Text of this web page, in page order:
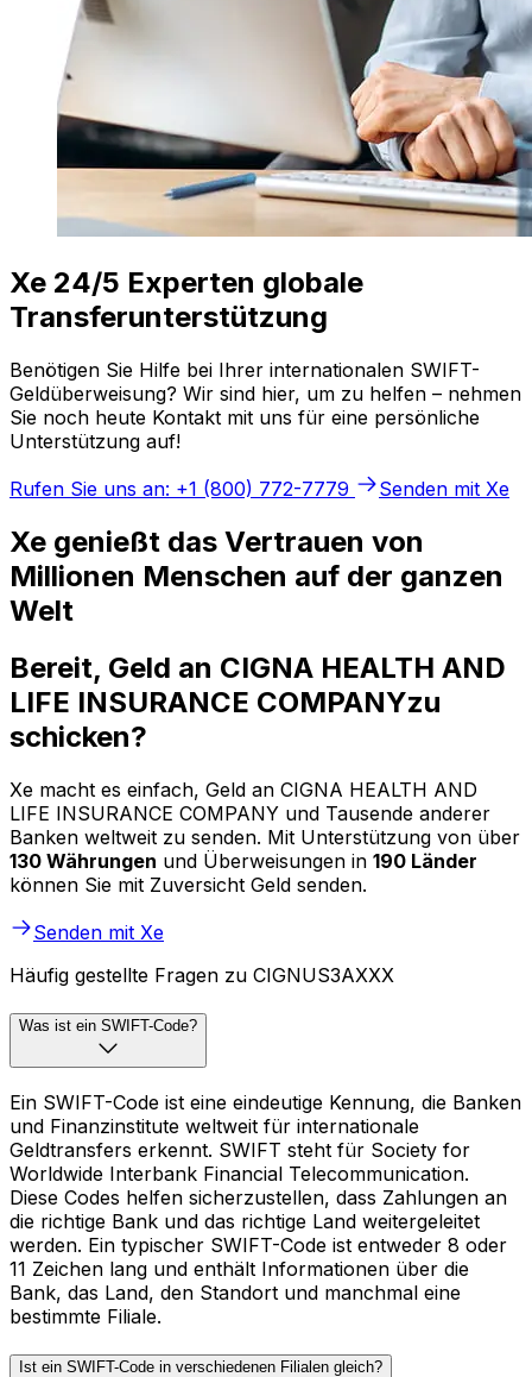
Xe 24/5 Experten globale
Transferunterstützung
Benötigen Sie Hilfe bei Ihrer internationalen SWIFT-
Geldüberweisung? Wir sind hier, um zu helfen – nehmen
Sie noch heute Kontakt mit uns für eine persönliche
Unterstützung auf!
Rufen Sie uns an: +1 (800) 772-7779
Senden mit Xe
Xe genießt das Vertrauen von
Millionen Menschen auf der ganzen
Welt
Bereit, Geld an CIGNA HEALTH AND
LIFE INSURANCE COMPANYzu
schicken?
Xe macht es einfach, Geld an CIGNA HEALTH AND
LIFE INSURANCE COMPANY und Tausende anderer
Banken weltweit zu senden. Mit Unterstützung von über
130 Währungen und Überweisungen in 190 Länder
können Sie mit Zuversicht Geld senden.
Senden mit Xe
Häufig gestellte Fragen zu CIGNUS3AXXX
Was ist ein SWIFT-Code?
Ein SWIFT-Code ist eine eindeutige Kennung, die Banken
und Finanzinstitute weltweit für internationale
Geldtransfers erkennt. SWIFT steht für Society for
Worldwide Interbank Financial Telecommunication.
Diese Codes helfen sicherzustellen, dass Zahlungen an
die richtige Bank und das richtige Land weitergeleitet
werden. Ein typischer SWIFT-Code ist entweder 8 oder
11 Zeichen lang und enthält Informationen über die
Bank, das Land, den Standort und manchmal eine
bestimmte Filiale.
Ist ein SWIFT-Code in verschiedenen Filialen gleich?